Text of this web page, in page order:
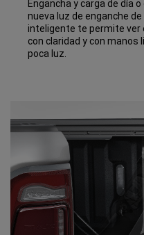
Engancha y carga de día
nueva luz de enganche
inteligente te permite ver
con claridad y con manos
poca luz.